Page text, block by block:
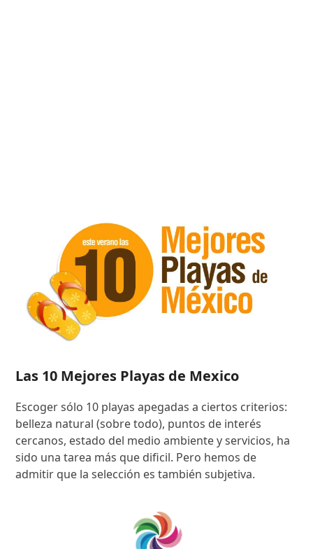
Las 10 Mejores Playas de Mexico
Escoger sólo 10 playas apegadas a ciertos criterios:
belleza natural (sobre todo), puntos de interés
cercanos, estado del medio ambiente y servicios, ha
sido una tarea más que dificil. Pero hemos de
admitir que la selección es también subjetiva.